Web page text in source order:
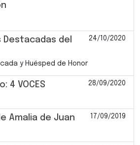
Destacadas del
24/10/2020
y Huésped de Honor
4 VOCES
28/09/2020
Amalia de Juan
17/09/2019